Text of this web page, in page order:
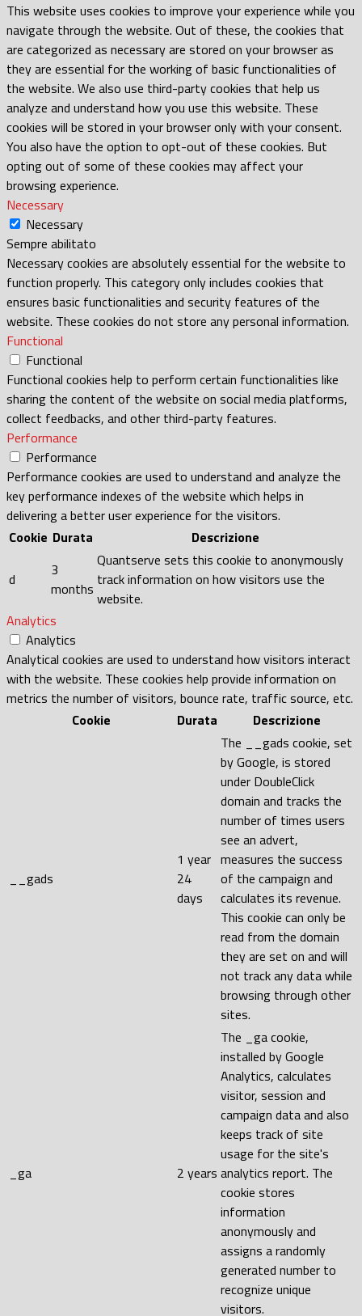
This website uses cookies to improve your experience while you
navigate through the website. Out of these, the cookies that
are categorized as necessary are stored on your browser as
they are essential for the working of basic functionalities of
the website. We also use third-party cookies that help us
analyze and understand how you use this website. These
cookies will be stored in your browser only with your consent.
You also have the option to opt-out of these cookies. But
opting out of some of these cookies may affect your
browsing experience.
Necessary
Necessary
Sempre abilitato
Necessary cookies are absolutely essential for the website to
function properly. This category only includes cookies that
ensures basic functionalities and security features of the
website. These cookies do not store any personal information.
Functional
Functional
Functional cookies help to perform certain functionalities like
sharing the content of the website on social media platforms,
collect feedbacks, and other third-party features.
Performance
Performance
Performance cookies are used to understand and analyze the
key performance indexes of the website which helps in
delivering a better user experience for the visitors.
Cookie Durata Descrizione
d
3
months
Quantserve sets this cookie to anonymously
track information on how visitors use the
website.
Analytics
Analytics
Analytical cookies are used to understand how visitors interact
with the website. These cookies help provide information on
metrics the number of visitors, bounce rate, traffic source, etc.
Cookie
Durata Descrizione
__gads
1 year
24
days
The __gads cookie, set
by Google, is stored
under DoubleClick
domain and tracks the
number of times users
see an advert,
measures the success
of the campaign and
calculates its revenue.
This cookie can only be
read from the domain
they are set on and will
not track any data while
browsing through other
sites.
_ga 2 years
The _ga cookie,
installed by Google
Analytics, calculates
visitor, session and
campaign data and also
keeps track of site
usage for the site's
analytics report. The
cookie stores
information
anonymously and
assigns a randomly
generated number to
recognize unique
visitors.